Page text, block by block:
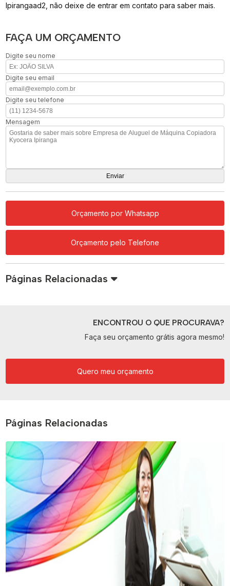
Ipirangaad2, não deixe de entrar em contato para saber mais.
FAÇA UM ORÇAMENTO
Digite seu nome
Digite seu email
Digite seu telefone
Mensagem
Orçamento por Whatsapp
Orçamento pelo Telefone
Páginas Relacionadas
ENCONTROU O QUE PROCURAVA?
Faça seu orçamento grátis agora mesmo!
Quero meu orçamento
Páginas Relacionadas